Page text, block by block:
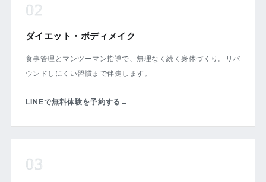
02
ダイエット・ボディメイク
食事管理とマンツーマン指導で、無理なく続く身体づくり。リバ
ウンドしにくい習慣まで伴走します。
LINEで無料体験を予約する →
03